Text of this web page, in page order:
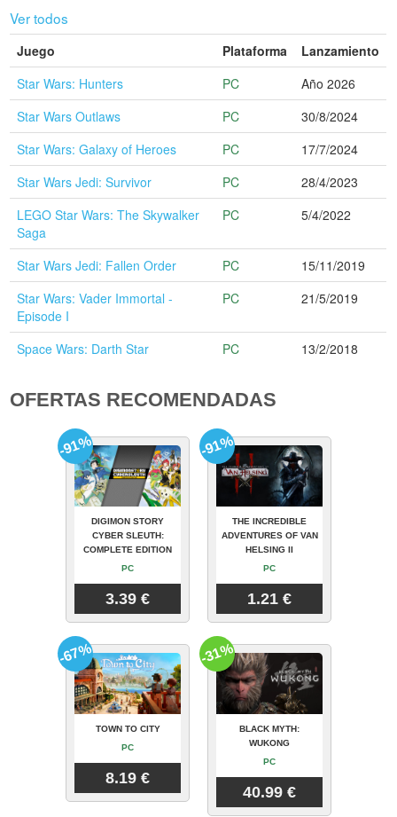
Ver todos
Juego Plataforma
Lanzamiento
Star Wars: Hunters
PC
Año 2026
Star Wars Outlaws
PC
30/8/2024
Star Wars: Galaxy of Heroes
PC
17/7/2024
Star Wars Jedi: Survivor
PC
28/4/2023
LEGO Star Wars: The Skywalker
Saga
PC 5/4/2022
Star Wars Jedi: Fallen Order PC
15/11/2019
Star Wars: Vader Immortal -
Episode I
PC 21/5/2019
Space Wars: Darth Star PC 13/2/2018
OFERTAS RECOMENDADAS
DIGIMON STORY
CYBER SLEUTH:
COMPLETE EDITION
PC
3.39 €
-91%
THE INCREDIBLE
ADVENTURES OF VAN
HELSING II
PC
1.21 €
-91%
TOWN TO CITY
PC
8.19 €
-67%
BLACK MYTH:
WUKONG
PC
40.99 €
-31%